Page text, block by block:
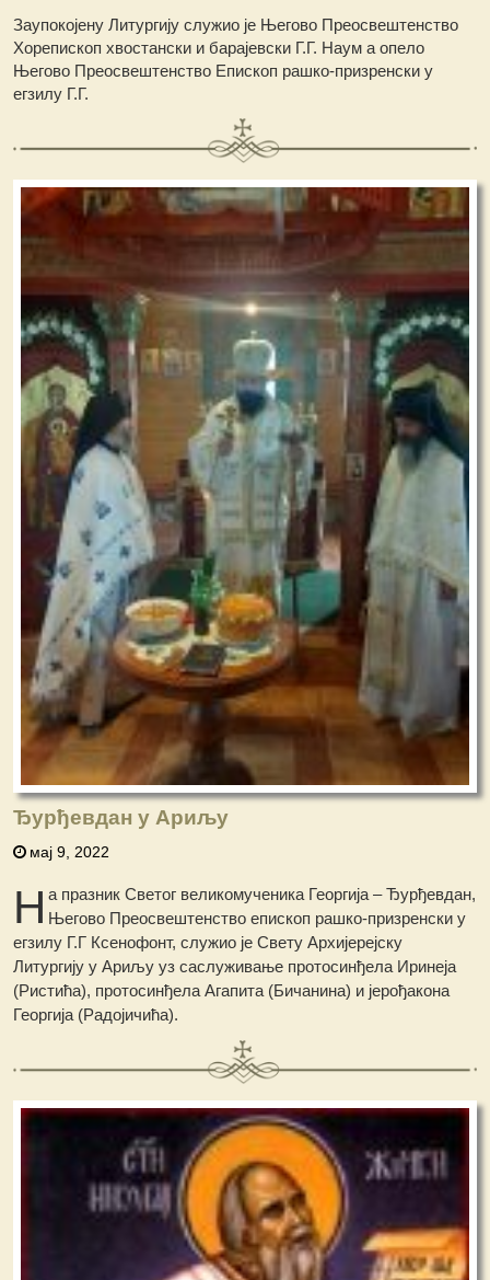
Заупокојену Литургију служио је Његово Преосвештенство
Хорепископ хвостански и барајевски Г.Г. Наум а опело
Његово Преосвештенство Епископ рашко-призренски у
егзилу Г.Г.
Ђурђевдан у Ариљу
мај 9, 2022
Н а празник Светог великомученика Георгија – Ђурђевдан,
Његово Преосвештенство епископ рашко-призренски у
егзилу Г.Г Ксенофонт, служио је Свету Архијерејску
Литургију у Ариљу уз саслуживање протосинђела Иринеја
(Ристића), протосинђела Агапита (Бичанина) и јерођакона
Георгија (Радојичића).